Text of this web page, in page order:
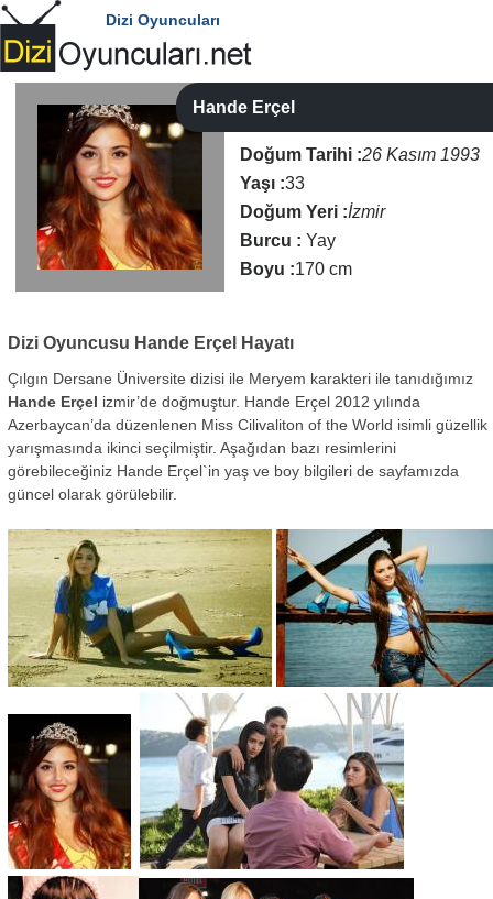
Dizi Oyuncuları
Hande Erçel
Doğum Tarihi :26 Kasım 1993
Yaşı :33
Doğum Yeri :İzmir
Burcu : Yay
Boyu :170 cm
Dizi Oyuncusu Hande Erçel Hayatı
Çılgın Dersane Üniversite dizisi ile Meryem karakteri ile tanıdığımız
Hande Erçel izmir’de doğmuştur. Hande Erçel 2012 yılında
Azerbaycan’da düzenlenen Miss Cilivaliton of the World isimli güzellik
yarışmasında ikinci seçilmiştir. Aşağıdan bazı resimlerini
görebileceğiniz Hande Erçel`in yaş ve boy bilgileri de sayfamızda
güncel olarak görülebilir.